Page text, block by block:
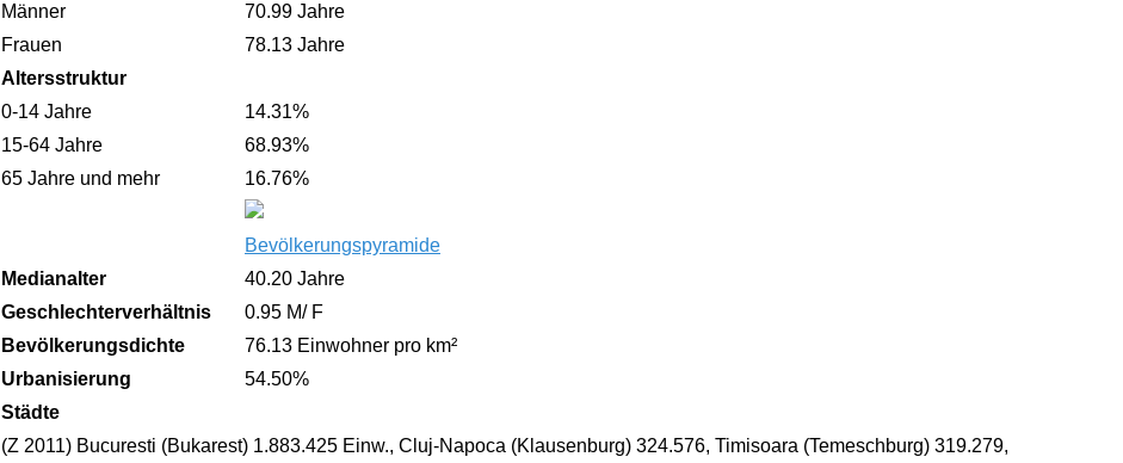
Männer
70.99 Jahre
Frauen
78.13 Jahre
Altersstruktur
0-14 Jahre
14.31%
15-64 Jahre
68.93%
65 Jahre und mehr
16.76%
Bevölkerungspyramide
Medianalter
40.20 Jahre
Geschlechterverhältnis
0.95 M/ F
Bevölkerungsdichte
76.13 Einwohner pro km²
Urbanisierung
54.50%
Städte
(Z 2011) Bucuresti (Bukarest) 1.883.425 Einw., Cluj-Napoca (Klausenburg) 324.576, Timisoara (Temeschburg) 319.279,